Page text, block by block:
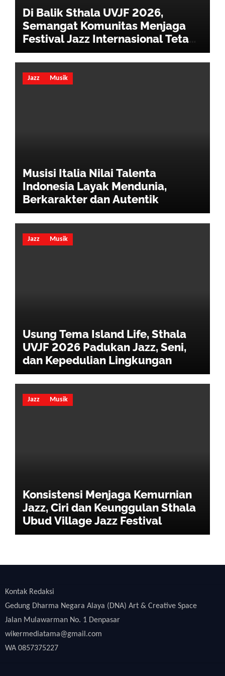
Di Balik Sthala UVJF 2026,
Semangat Komunitas Menjaga
Festival Jazz Internasional Tetap
Hidup
Jazz Musik
Musisi Italia Nilai Talenta
Indonesia Layak Mendunia,
Berkarakter dan Autentik
Jazz Musik
Usung Tema Island Life, Sthala
UVJF 2026 Padukan Jazz, Seni,
dan Kepedulian Lingkungan
Jazz Musik
Konsistensi Menjaga Kemurnian
Jazz, Ciri dan Keunggulan Sthala
Ubud Village Jazz Festival
Kontak Redaksi
Gedung Dharma Negara Alaya (DNA) Art & Creative Space
Jalan Mulawarman No. 1 Denpasar
wikermediatama@gmail.com
WA 0857375227